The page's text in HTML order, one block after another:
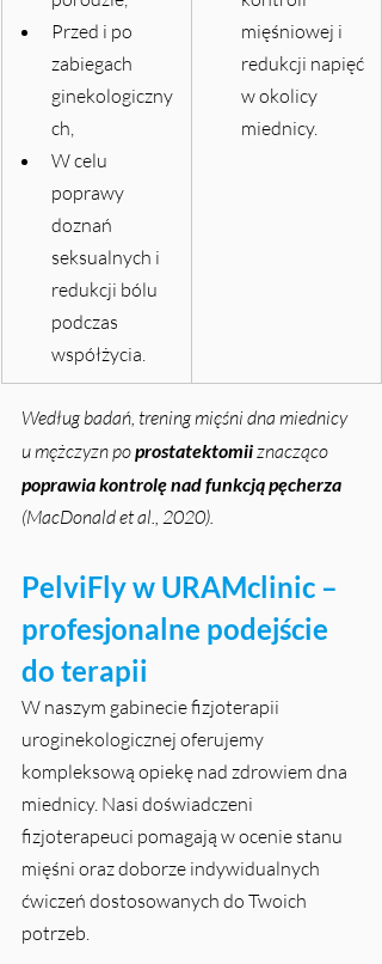
Przed i po
zabiegach
ginekologiczny
ch,
W celu
poprawy
doznań
seksualnych i
redukcji bólu
podczas
współżycia.
mięśniowej i
redukcji napięć
w okolicy
miednicy.
Według badań, trening mięśni dna miednicy
u mężczyzn po prostatektomii znacząco
poprawia kontrolę nad funkcją pęcherza
(MacDonald et al., 2020).
PelviFly w URAMclinic –
profesjonalne podejście
do terapii
W naszym gabinecie fizjoterapii
uroginekologicznej oferujemy
kompleksową opiekę nad zdrowiem dna
miednicy. Nasi doświadczeni
fizjoterapeuci pomagają w ocenie stanu
mięśni oraz doborze indywidualnych
ćwiczeń dostosowanych do Twoich
potrzeb.